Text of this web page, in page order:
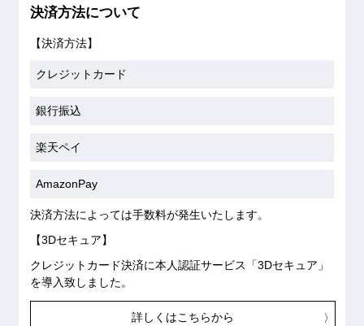
決済方法について
【決済方法】
クレジットカード
銀行振込
楽天ペイ
AmazonPay
決済方法によっては手数料が発生いたします。
【3Dセキュア】
クレジットカード決済に本人認証サービス「3Dセキュア」
を導入致しました。
詳しくはこちらから